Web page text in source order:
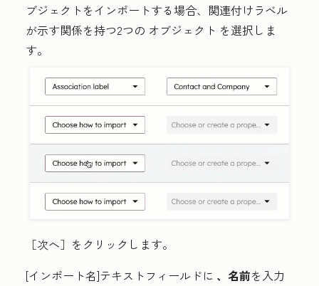
ブジェクトをインポートする場合、関連付けラベル
が示す関係を持つ2つの オブジェクト を選択しま
す。
［次へ］ をクリックします。
[インポート名]テキストフィールドに 、名前を入力